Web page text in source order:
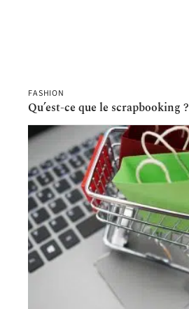
FASHION
Qu’est-ce que le scrapbooking ?